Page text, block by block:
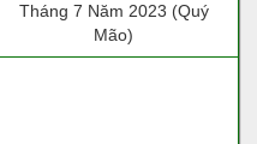
Tháng 7 Năm 2023 (Quý
Mão)